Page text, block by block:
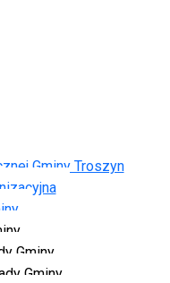
Gminy Troszyn
Gminy
Gminy